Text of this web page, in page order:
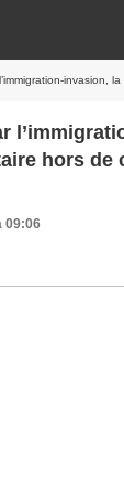
invasion, la situation
hors de
09:06